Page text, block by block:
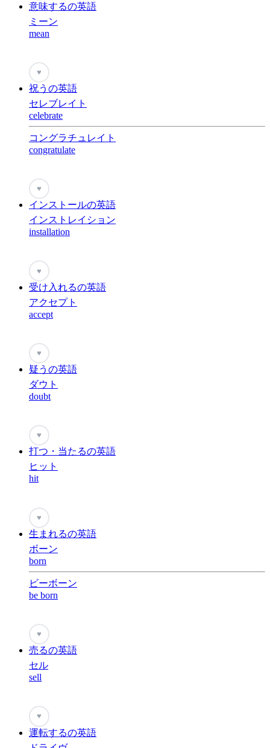
意味するの英語
ミーン
mean
♥
祝うの英語
セレブレイト
celebrate
コングラチュレイト
congratulate
♥
インストールの英語
インストレイション
installation
♥
受け入れるの英語
アクセプト
accept
♥
疑うの英語
ダウト
doubt
♥
打つ・当たるの英語
ヒット
hit
♥
生まれるの英語
ボーン
born
ビーボーン
be born
♥
売るの英語
セル
sell
♥
運転するの英語